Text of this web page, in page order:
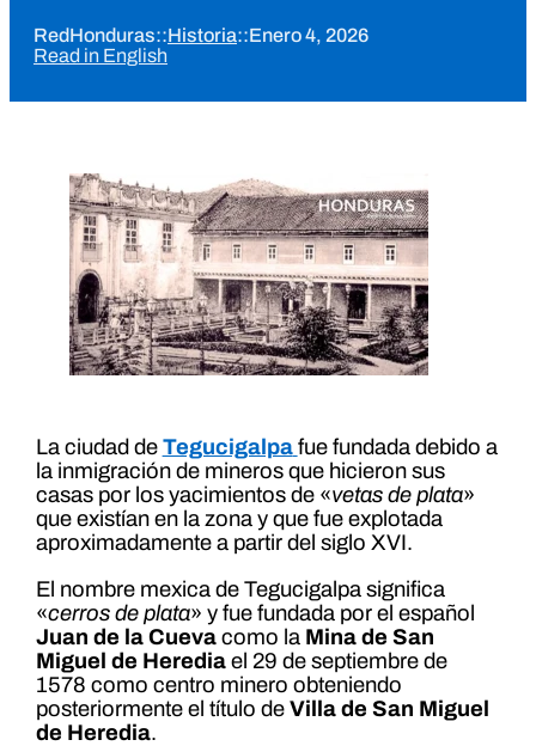
RedHonduras::Historia::Enero 4, 2026
Read in English
La ciudad de Tegucigalpa fue fundada debido a
la inmigración de mineros que hicieron sus
casas por los yacimientos de «vetas de plata»
que existían en la zona y que fue explotada
aproximadamente a partir del siglo XVI.
El nombre mexica de Tegucigalpa significa
«cerros de plata» y fue fundada por el español
Juan de la Cuevacomo la Mina de San
Miguel de Herediael 29 de septiembre de
1578 como centro minero obteniendo
posteriormente el título de Villa de San Miguel
de Heredia.